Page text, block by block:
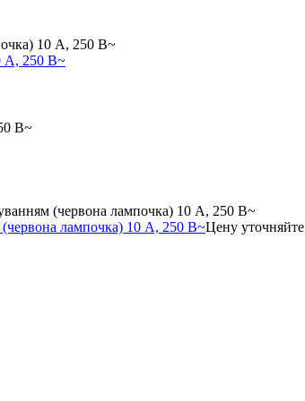
А, 250 В~
лампочка) 10 А, 250 В~Цену уточняйте